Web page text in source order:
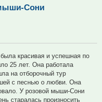
Сони
красивая и успешная по
25 лет. Она работала
на отборочный тур
с песнью о любви. Она
У розовой мыши-Сони
старалась произносить